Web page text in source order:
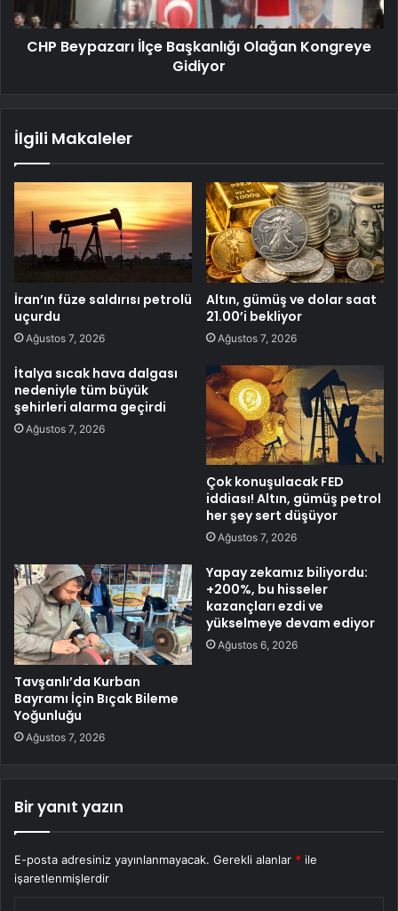
CHP Beypazarı İlçe Başkanlığı Olağan Kongreye
Gidiyor
İlgili Makaleler
İran’ın füze saldırısı petrolü
uçurdu
Ağustos 7, 2026
Altın, gümüş ve dolar saat
21.00’i bekliyor
Ağustos 7, 2026
İtalya sıcak hava dalgası
nedeniyle tüm büyük
şehirleri alarma geçirdi
Ağustos 7, 2026
Çok konuşulacak FED
iddiası! Altın, gümüş petrol
her şey sert düşüyor
Ağustos 7, 2026
Tavşanlı’da Kurban
Bayramı İçin Bıçak Bileme
Yoğunluğu
Ağustos 7, 2026
Yapay zekamız biliyordu:
+200%, bu hisseler
kazançları ezdi ve
yükselmeye devam ediyor
Ağustos 6, 2026
Bir yanıt yazın
E-posta adresiniz yayınlanmayacak. Gerekli alanlar * ile
işaretlenmişlerdir